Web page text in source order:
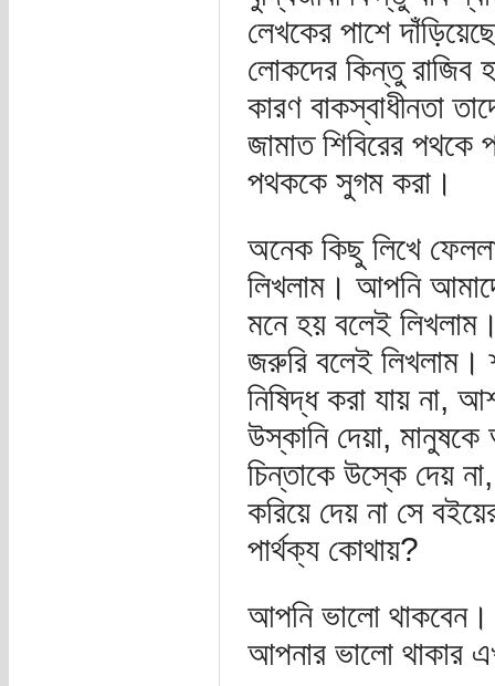
লেখকের পাশে
লোকদের কিন্তু রাজিব
কারণ বাকস্বাধীনতা
জামাত শিবিরের
পথককে সুগম করা।
অনেক কিছু লিখে
লিখলাম। আপনি
মনে হয় বলেই
জরুরি বলেই লিখলাম।
নিষিদ্ধ করা যায় না,
উস্কানি দেয়া,
চিন্তাকে উস্কে দেয়
করিয়ে দেয় না সে
পার্থক্য কোথায়?
আপনি ভালো থাকবেন।
আপনার ভালো থাকার